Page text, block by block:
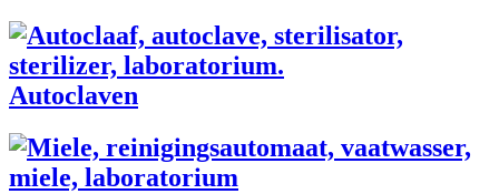
Autoclaven